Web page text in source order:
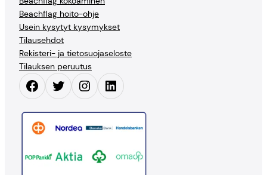
Beachflag hoito-ohje
Usein kysytyt kysymykset
Tilausehdot
Rekisteri- ja tietosuojaseloste
Tilauksen peruutus
Facebook Twitter Instagram LinkedIn